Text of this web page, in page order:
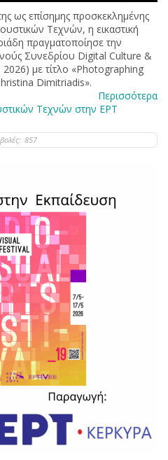
ως επίσημης προσκεκλημένης
Τεχνών, η εικαστική
πραγματοποίησε την
Συνεδρίου Digital Culture &
με τίτλο «Photographing
Dimitriadis».
Περισσότερα
Τεχνών στην ΕΡΤ
857